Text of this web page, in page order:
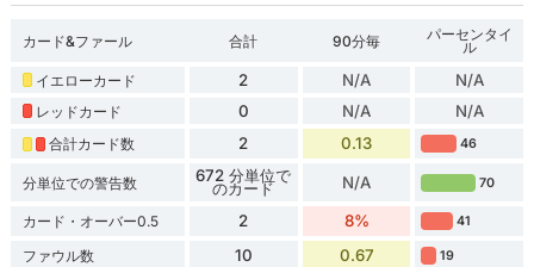
カード&ファール 合計 90分毎 パーセンタイ
ル
イエローカード
2 N/A N/A
レッドカード 0 N/A N/A
合計カード数 2 0.13 46
分単位での警告数 672 分単位で
のカード N/A 70
カード・オーバー0.5 2 8% 41
ファウル数 10 0.67 19